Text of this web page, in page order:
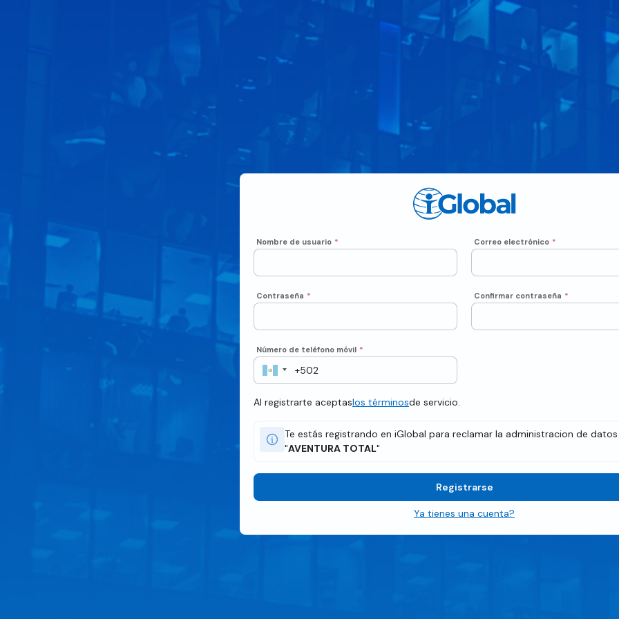
Nombre de usuario * Correo electrónico *
Contraseña * Confirmar contraseña *
Número de teléfono móvil *
Al registrarte aceptaslos términosde servicio.
Te estás registrando en iGlobal para reclamar la administracion de
"AVENTURA TOTAL"
Registrarse
Ya tienes una cuenta?